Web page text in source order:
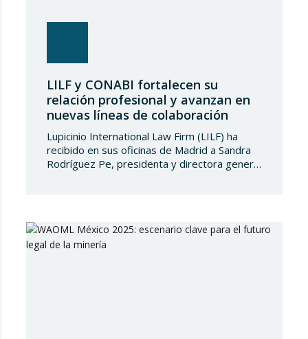
LILF y CONABI fortalecen su
relación profesional y avanzan en
nuevas líneas de colaboración
Lupicinio International Law Firm (LILF) ha
recibido en sus oficinas de Madrid a Sandra
Rodríguez Pe, presidenta y directora general
relaciones institucionales y al desarrollo de
nuevas oportunidades…